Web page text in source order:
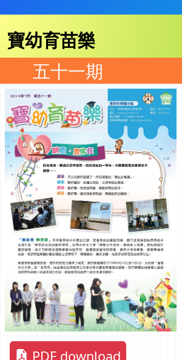
寶幼育苗樂
五十一期
PDF download